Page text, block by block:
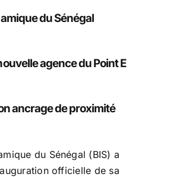
du Sénégal
agence du Point E
ancrage de proximité
du Sénégal (BIS) a
officielle de sa